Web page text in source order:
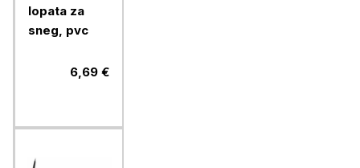
lopata za
sneg, pvc
6,69 €